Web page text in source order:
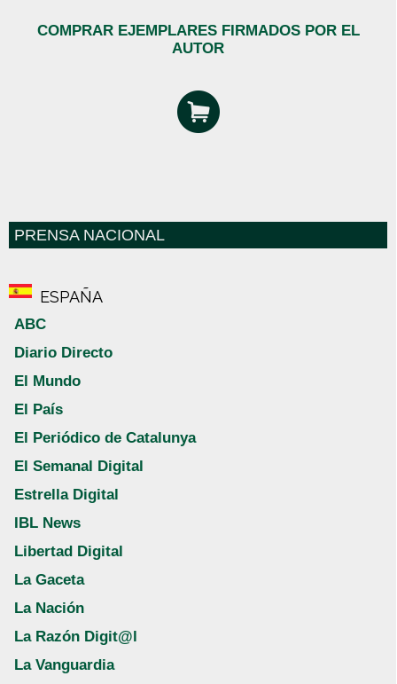
COMPRAR EJEMPLARES FIRMADOS POR EL
AUTOR
PRENSA NACIONAL
ESPAÑA
ABC
Diario Directo
El Mundo
El País
El Periódico de Catalunya
El Semanal Digital
Estrella Digital
IBL News
Libertad Digital
La Gaceta
La Nación
La Razón Digit@l
La Vanguardia